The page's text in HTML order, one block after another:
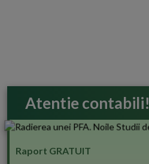
Atentie contabili!
Raport GRATUIT